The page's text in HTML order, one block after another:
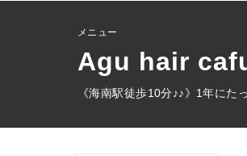
メニュー
Agu hair
《海南駅徒歩10分♪♪》1年に